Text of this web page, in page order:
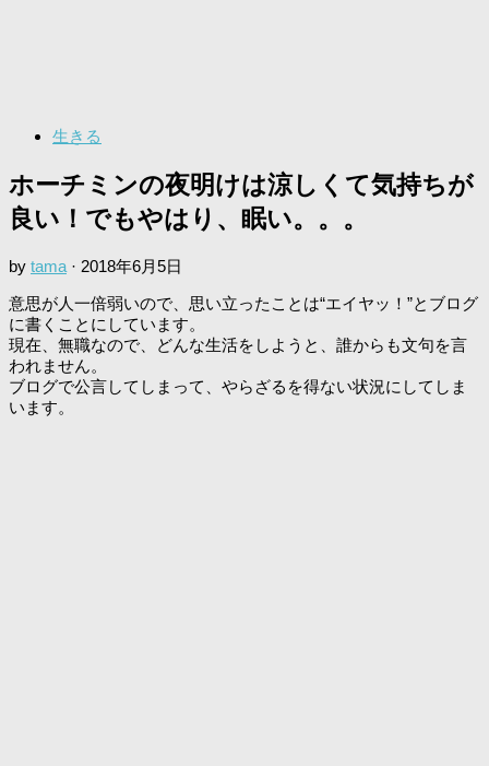
生きる
ホーチミンの夜明けは涼しくて気持ちが
良い！でもやはり、眠い。。。
by tama · 2018年6月5日
意思が人一倍弱いので、思い立ったことは“エイヤッ！”とブログ
に書くことにしています。
現在、無職なので、どんな生活をしようと、誰からも文句を言
われません。
ブログで公言してしまって、やらざるを得ない状況にしてしま
います。